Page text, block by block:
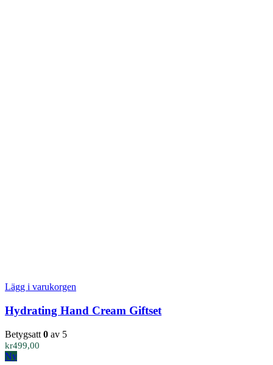
Lägg i varukorgen
Hydrating Hand Cream Giftset
Betygsatt 0 av 5
kr499,00
Ny